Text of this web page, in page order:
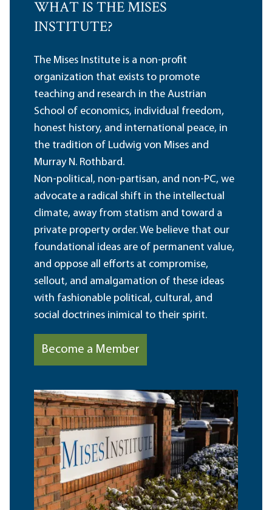
WHAT IS THE MISES
INSTITUTE?
The Mises Institute is a non-profit
organization that exists to promote
teaching and research in the Austrian
School of economics, individual freedom,
honest history, and international peace, in
the tradition of Ludwig von Mises and
Murray N. Rothbard.
Non-political, non-partisan, and non-PC, we
advocate a radical shift in the intellectual
climate, away from statism and toward a
private property order. We believe that our
foundational ideas are of permanent value,
and oppose all efforts at compromise,
sellout, and amalgamation of these ideas
with fashionable political, cultural, and
social doctrines inimical to their spirit.
Become a Member